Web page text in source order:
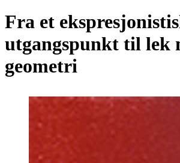
Fra et
utgangspunkt til lek
geometri